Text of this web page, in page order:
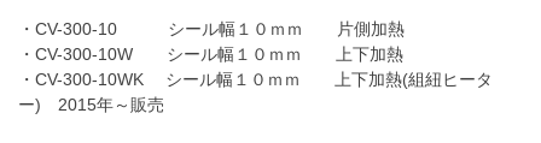
・CV-300-10 シール幅１０ｍｍ 片側加熱
・CV-300-10W シール幅１０ｍｍ 上下加熱
・CV-300-10WK シール幅１０ｍｍ 上下加熱(組紐ヒータ
ー) 2015年～販売